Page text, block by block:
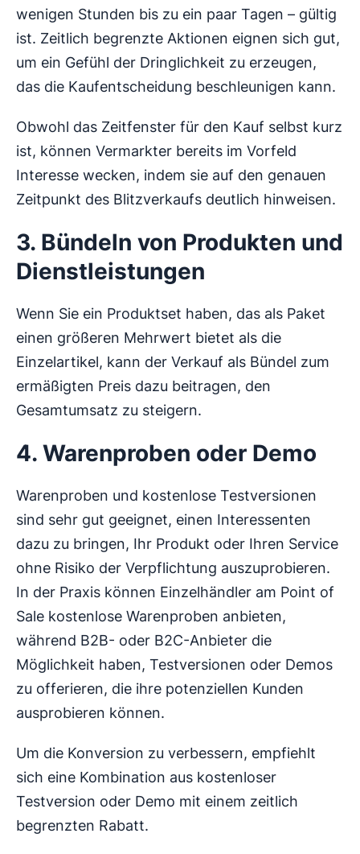
wenigen Stunden bis zu ein paar Tagen – gültig
ist. Zeitlich begrenzte Aktionen eignen sich gut,
um ein Gefühl der Dringlichkeit zu erzeugen,
das die Kaufentscheidung beschleunigen kann.
Obwohl das Zeitfenster für den Kauf selbst kurz
ist, können Vermarkter bereits im Vorfeld
Interesse wecken, indem sie auf den genauen
Zeitpunkt des Blitzverkaufs deutlich hinweisen.
3. Bündeln von Produkten und
Dienstleistungen
Wenn Sie ein Produktset haben, das als Paket
einen größeren Mehrwert bietet als die
Einzelartikel, kann der Verkauf als Bündel zum
ermäßigten Preis dazu beitragen, den
Gesamtumsatz zu steigern.
4. Warenproben oder Demo
Warenproben und kostenlose Testversionen
sind sehr gut geeignet, einen Interessenten
dazu zu bringen, Ihr Produkt oder Ihren Service
ohne Risiko der Verpflichtung auszuprobieren.
In der Praxis können Einzelhändler am Point of
Sale kostenlose Warenproben anbieten,
während B2B- oder B2C-Anbieter die
Möglichkeit haben, Testversionen oder Demos
zu offerieren, die ihre potenziellen Kunden
ausprobieren können.
Um die Konversion zu verbessern, empfiehlt
sich eine Kombination aus kostenloser
Testversion oder Demo mit einem zeitlich
begrenzten Rabatt.